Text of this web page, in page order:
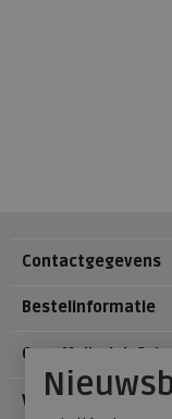
Contactgegevens
Bestelinformatie
Over Meijerink
Voetzorg